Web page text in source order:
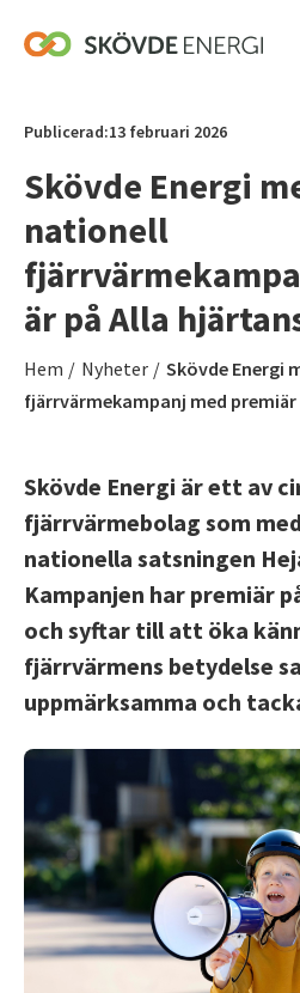
Publicerad:13 februari 2026
Skövde Energi
nationell
är på Alla
Hem / Nyheter / Skövde Energi
fjärrvärmekampanj med
Skövde Energi är ett av
fjärrvärmebolag som
nationella satsningen
Kampanjen har premiär
och syftar till att öka
fjärrvärmens betydelse
uppmärksamma och